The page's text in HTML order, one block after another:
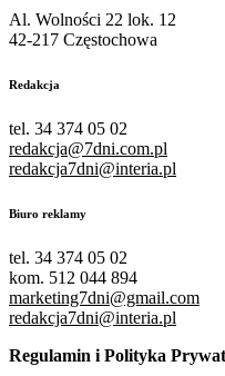
Al. Wolności 22 lok. 12
42-217 Częstochowa
Redakcja
tel. 34 374 05 02
redakcja@7dni.com.pl
redakcja7dni@interia.pl
Biuro reklamy
tel. 34 374 05 02
kom. 512 044 894
marketing7dni@gmail.com
redakcja7dni@interia.pl
Regulamin i Polityka